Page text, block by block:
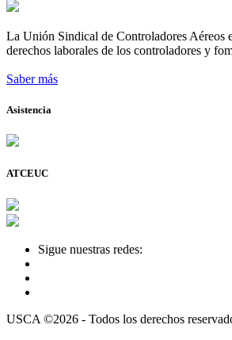
La Unión Sindical de Controladores Aéreos
derechos laborales de los controladores y
Saber más
Asistencia
ATCEUC
Sigue nuestras redes:
USCA ©2026 - Todos los derechos